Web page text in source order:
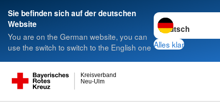
Sie befinden sich auf der deutschen
Website
You are on the German website, you can
use the switch to switch to the English one
Sprache wechseln
Alles klar
Neu-Ulm
Kreisverband